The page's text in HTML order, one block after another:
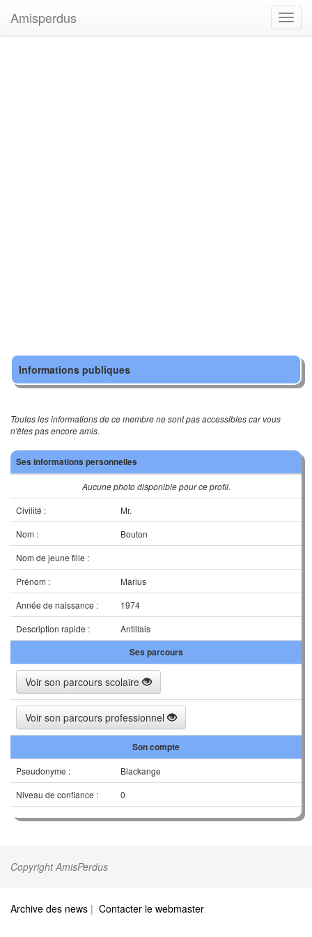
Amisperdus
Informations publiques
Toutes les informations de ce membre ne sont pas accessibles car vous
n'êtes pas encore amis.
Ses informations personnelles
Aucune photo disponible pour ce profil.
Civilité :
Mr.
Nom :
Bouton
Nom de jeune fille :
Prénom :
Marius
Année de naissance :
1974
Description rapide :
Antillais
Ses parcours
Voir son parcours scolaire
Voir son parcours professionnel
Son compte
Pseudonyme :
Blackange
Niveau de confiance :
0
Copyright AmisPerdus
Archive des news | Contacter le webmaster